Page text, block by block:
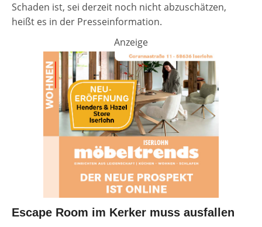
Schaden ist, sei derzeit noch nicht abzuschätzen,
heißt es in der Presseinformation.
Anzeige
Escape Room im Kerker muss ausfallen